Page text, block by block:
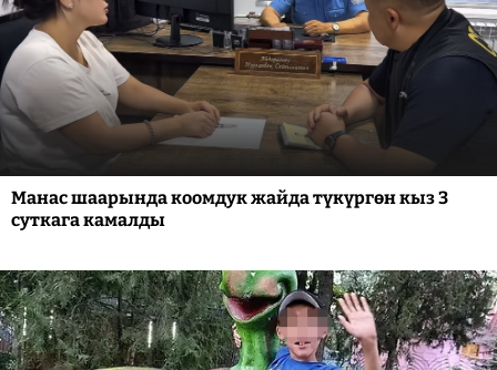
Манас шаарында коомдук жайда түкүргөн кыз 3
суткага камалды